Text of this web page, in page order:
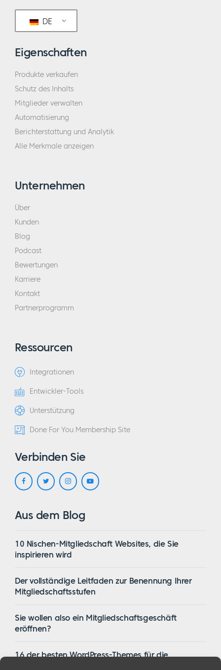
DE
Eigenschaften
Produkte verkaufen
Schutz des Inhalts
Mitglieder verwalten
Automatisierung
Berichterstattung und Analytik
Alle Merkmale anzeigen
Unternehmen
Über
Kunden
Blog
Podcast
Bewertungen
Karriere
Kontakt
Partnerprogramm
Ressourcen
Integrationen
Entwickler-Tools
Unterstützung
Done For You Membership Site
Verbinden Sie
Aus dem Blog
10 Nischen-Mitgliedschaft Websites, die Sie
inspirieren wird
Der vollständige Leitfaden zur Benennung Ihrer
Mitgliedschaftsstufen
Sie wollen also ein Mitgliedschaftsgeschäft
eröffnen?
16 der besten WordPress-Themes für die